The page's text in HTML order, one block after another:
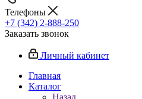
Телефоны
+7 (342) 2-888-250
Заказать звонок
Личный кабинет
Главная
Каталог